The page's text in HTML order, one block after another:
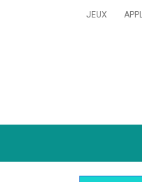
JEUX